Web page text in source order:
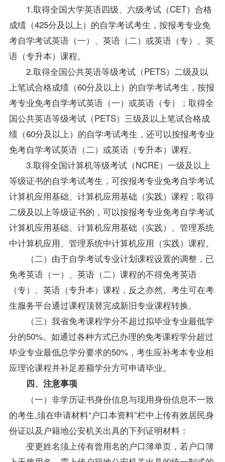
1.取得全国大学英语四级、六级考试（CET）合格
成绩（425分及以上）的自学考试考生，按报考专业免
考自学考试英语（一）、英语（二）或英语（专）、英
语（专升本）课程。
2.取得全国公共英语等级考试（PETS）二级及以
上笔试合格成绩（60分及以上）的自学考试考生，按报
考专业免考自学考试英语（一）或英语（专）；取得全
国公共英语等级考试（PETS）三级及以上笔试合格成
绩（60分及以上）的自学考试考生，还可以按报考专业
免考自学考试英语（二）或英语（专升本）课程。
3.取得全国计算机等级考试（NCRE）一级及以上
等级证书的自学考试考生，可按报考专业免考自学考试
计算机应用基础、计算机应用基础（实践）课程；取得
二级及以上等级证书的，可以按报考专业免考自学考试
计算机应用基础、计算机应用基础（实践）、管理系统
中计算机应用、管理系统中计算机应用（实践）课程。
（二）由于自学考试专业计划课程设置的调整，已
免考英语（一）、英语（二）课程的不得免考英语
（专）、英语（专升本）课程，反之亦然。考生可在考
生服务平台通过课程顶替完成新旧专业课程转换。
（三）我省免考课程学分不超过拟毕业专业最低学
分的50%。如通过各种方式已办理的免考课程学分超过
毕业专业最低总学分要求的50%，考生应补考本专业相
应理论课程并补足差额学分方可申请毕业。
四、注意事项
（一）非学历证书身份信息与现用身份信息不一致
的考生,须在申请材料“户口本资料”栏中上传有效居民身
份证以及户籍地公安机关出具的下列证明材料：
变更姓名须上传有曾用名的户口簿单页，若户口簿